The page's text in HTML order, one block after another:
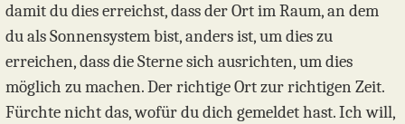
damit du dies erreichst, dass der Ort im Raum, an dem
du als Sonnensystem bist, anders ist, um dies zu
erreichen, dass die Sterne sich ausrichten, um dies
möglich zu machen. Der richtige Ort zur richtigen Zeit.
Fürchte nicht das, wofür du dich gemeldet hast. Ich will,